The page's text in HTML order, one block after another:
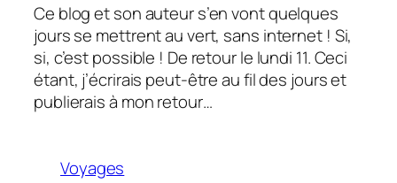
Ce blog et son auteur s’en vont quelques
jours se mettrent au vert, sans internet ! Si,
si, c’est possible ! De retour le lundi 11. Ceci
étant, j’écrirais peut-être au fil des jours et
publierais à mon retour…
Voyages